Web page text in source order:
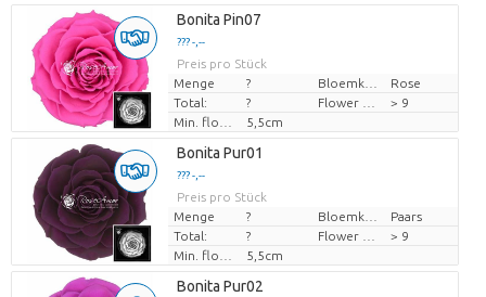
Bonita Pin07
??? -,--
Preis pro Stück
Menge
?
Rose
Total:
?
> 9
5,5cm
Bonita Pur01
??? -,--
Preis pro Stück
Menge
?
Paars
Total:
?
> 9
5,5cm
Bonita Pur02